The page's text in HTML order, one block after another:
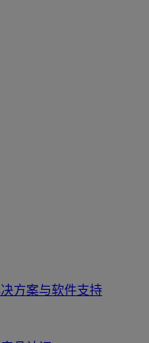
方案与软件支持